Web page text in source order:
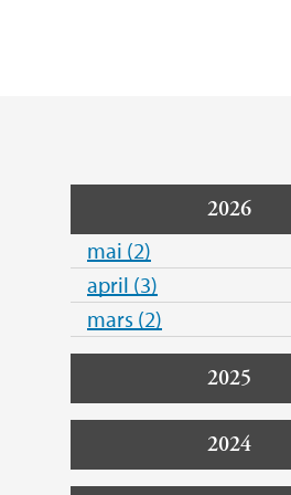
2026
mai (2)
april (3)
mars (2)
2025
2024